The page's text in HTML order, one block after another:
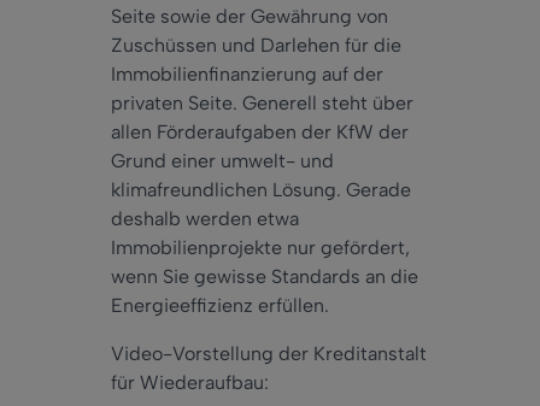
Seite sowie der Gewährung von
Zuschüssen und Darlehen für die
Immobilienfinanzierung auf der
privaten Seite. Generell steht über
allen Förderaufgaben der KfW der
Grund einer umwelt- und
klimafreundlichen Lösung. Gerade
deshalb werden etwa
Immobilienprojekte nur gefördert,
wenn Sie gewisse Standards an die
Energieeffizienz erfüllen.
Video-Vorstellung der Kreditanstalt
für Wiederaufbau: